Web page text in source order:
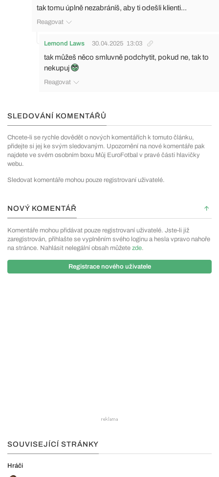
tak tomu úplně nezabráníš, aby ti odešli klienti...
Reagovat
Lemond Laws 30.04.2025 13:03
tak můžeš něco smluvně podchytit, pokud ne, tak to
nekupuj
Reagovat
SLEDOVÁNÍ KOMENTÁŘŮ
Chcete-li se rychle dovědět o nových komentářích k tomuto článku,
přidejte si jej ke svým sledovaným. Upozornění na nové komentáře pak
najdete ve svém osobním boxu Můj EuroFotbal v pravé části hlavičky
webu.
Sledovat komentáře mohou pouze registrovaní uživatelé.
NOVÝ KOMENTÁŘ
Komentáře mohou přidávat pouze registrovaní uživatelé. Jste-li již
zaregistrován, přihlašte se vyplněním svého loginu a hesla vpravo nahoře
na stránce. Nahlásit nelegální obsah můžete zde.
Registrace nového uživatele
SOUVISEJÍCÍ STRÁNKY
Hráči